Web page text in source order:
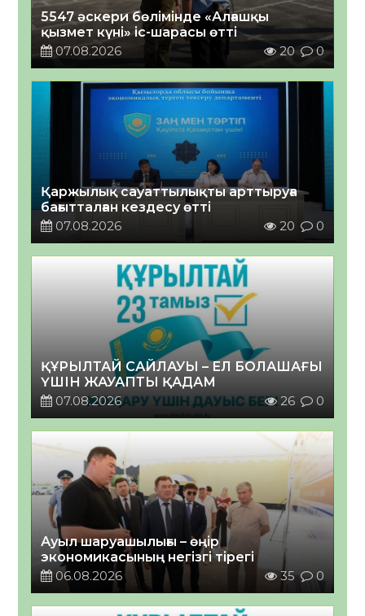
5547 әскери бөлімінде «Алғашқы
қызмет күні» іс-шарасы өтті
07.08.2026
20 0
Қаржылық сауаттылықты арттыруға
бағытталған кездесу өтті
07.08.2026
20 0
ҚҰРЫЛТАЙ САЙЛАУЫ – ЕЛ БОЛАШАҒЫ
ҮШІН ЖАУАПТЫ ҚАДАМ
07.08.2026
26 0
Ауыл шаруашылығы – өңір
экономикасының негізгі тірегі
06.08.2026
35 0